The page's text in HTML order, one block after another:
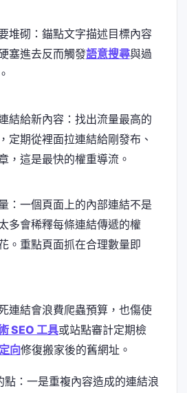
堆砌：錨點文字描述目標內容
塞進去反而觸發語意搜尋與過
結給新內容：找出流量最高的
定期從裡面拉連結給剛發布、
，這是最快的權重導流。
：一個頁面上的內部連結不是
多會稀釋每條連結傳遞的權
。重點頁面抓在合理數量即
連結會浪費爬蟲預算，也傷使
SEO 工具或站點審計定期檢
向修復搬家後的舊網址。
點：一是重複內容造成的連結浪